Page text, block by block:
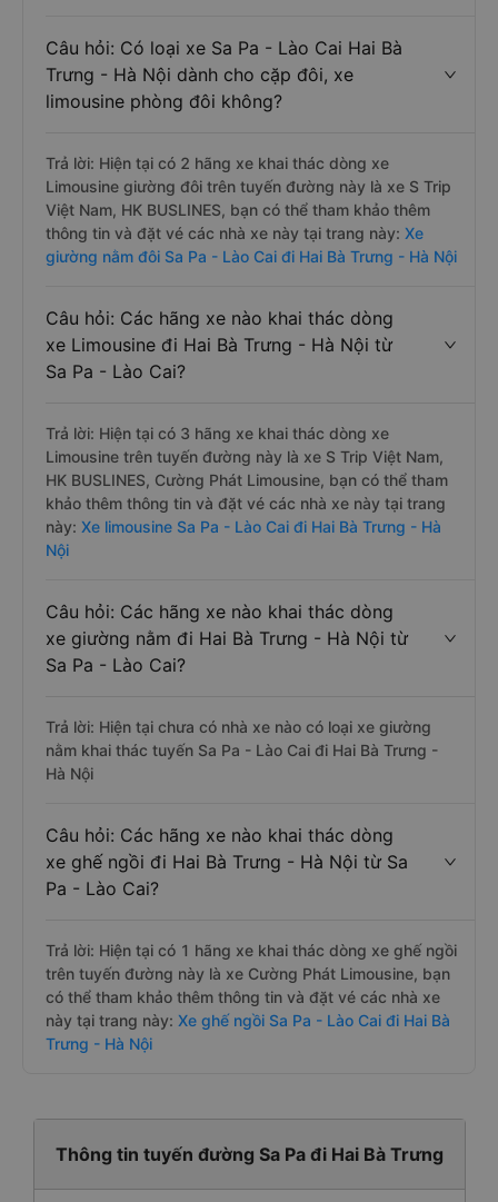
Câu hỏi: Có loại xe Sa Pa - Lào Cai Hai Bà
Trưng - Hà Nội dành cho cặp đôi, xe
limousine phòng đôi không?
Trả lời: Hiện tại có 2 hãng xe khai thác dòng xe
Limousine giường đôi trên tuyến đường này là xe S Trip
Việt Nam, HK BUSLINES, bạn có thể tham khảo thêm
thông tin và đặt vé các nhà xe này tại trang này: Xe
giường nằm đôi Sa Pa - Lào Cai đi Hai Bà Trưng - Hà Nội
Câu hỏi: Các hãng xe nào khai thác dòng
xe Limousine đi Hai Bà Trưng - Hà Nội từ
Sa Pa - Lào Cai?
Trả lời: Hiện tại có 3 hãng xe khai thác dòng xe
Limousine trên tuyến đường này là xe S Trip Việt Nam,
HK BUSLINES, Cường Phát Limousine, bạn có thể tham
khảo thêm thông tin và đặt vé các nhà xe này tại trang
này: Xe limousine Sa Pa - Lào Cai đi Hai Bà Trưng - Hà
Nội
Câu hỏi: Các hãng xe nào khai thác dòng
xe giường nằm đi Hai Bà Trưng - Hà Nội từ
Sa Pa - Lào Cai?
Trả lời: Hiện tại chưa có nhà xe nào có loại xe giường
nằm khai thác tuyến Sa Pa - Lào Cai đi Hai Bà Trưng -
Hà Nội
Câu hỏi: Các hãng xe nào khai thác dòng
xe ghế ngồi đi Hai Bà Trưng - Hà Nội từ Sa
Pa - Lào Cai?
Trả lời: Hiện tại có 1 hãng xe khai thác dòng xe ghế ngồi
trên tuyến đường này là xe Cường Phát Limousine, bạn
có thể tham khảo thêm thông tin và đặt vé các nhà xe
này tại trang này: Xe ghế ngồi Sa Pa - Lào Cai đi Hai Bà
Trưng - Hà Nội
Thông tin tuyến đường Sa Pa đi Hai Bà Trưng